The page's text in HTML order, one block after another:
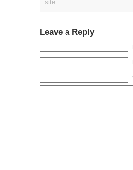
site.
Leave a Reply